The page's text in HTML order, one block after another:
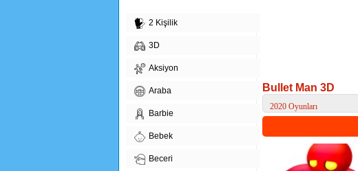
2 Kişilik
3D
Aksiyon
Araba
Barbie
Bebek
Beceri
Bullet Man 3D
2020 Oyunları